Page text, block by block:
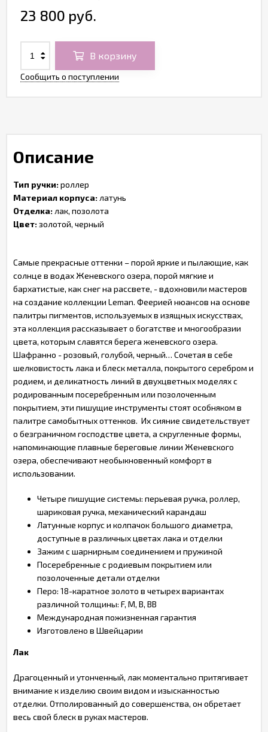
23 800 руб.
В корзину
Сообщить о поступлении
Описание
Тип ручки:роллер
Материал корпуса: латунь
Отделка: лак, позолота
Цвет:золотой, черный
Самые прекрасные оттенки – порой яркие и пылающие, как
солнце в водах Женевского озера, порой мягкие и
бархатистые, как снег на рассвете, - вдохновили мастеров
на создание коллекции Leman. Феерией нюансов на основе
палитры пигментов, используемых в изящных искусствах,
эта коллекция рассказывает о богатстве и многообразии
цвета, которым славятся берега женевского озера.
Шафранно - розовый, голубой, черный… Сочетая в себе
шелковистость лака и блеск металла, покрытого серебром и
родием, и деликатность линий в двухцветных моделях с
родированным посеребренным или позолоченным
покрытием, эти пишущие инструменты стоят особняком в
палитре самобытных оттенков. Их сияние свидетельствует
о безграничном господстве цвета, а скругленные формы,
напоминающие плавные береговые линии Женевского
озера, обеспечивают необыкновенный комфорт в
использовании.
Четыре пишущие системы: перьевая ручка, роллер,
шариковая ручка, механический карандаш
Латунные корпус и колпачок большого диаметра,
доступные в различных цветах лака и отделки
Зажим с шарнирным соединением и пружиной
Посеребренные с родиевым покрытием или
позолоченные детали отделки
Перо: 18-каратное золото в четырех вариантах
различной толщины: F, M, B, BB
Международная пожизненная гарантия
Изготовлено в Швейцарии
Лак
Драгоценный и утонченный, лак моментально притягивает
внимание к изделию своим видом и изысканностью
отделки. Отполированный до совершенства, он обретает
весь свой блеск в руках мастеров.